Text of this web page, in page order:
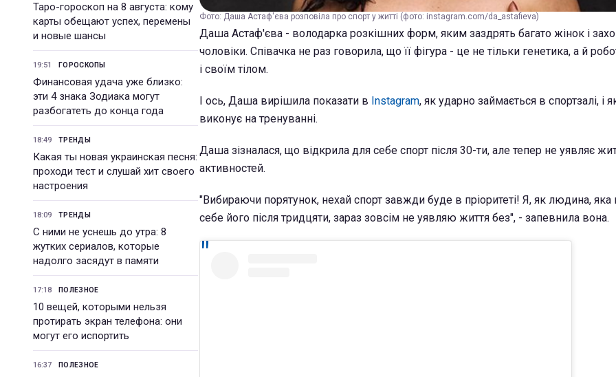
Таро-гороскоп на 8 августа: кому
карты обещают успех, перемены
и новые шансы
19:51 ГОРОСКОПЫ
Финансовая удача уже близко:
эти 4 знака Зодиака могут
разбогатеть до конца года
18:49 ТРЕНДЫ
Какая ты новая украинская песня:
проходи тест и слушай хит своего
настроения
18:09 ТРЕНДЫ
С ними не уснешь до утра: 8
жутких сериалов, которые
надолго засядут в памяти
17:18 ПОЛЕЗНОЕ
10 вещей, которыми нельзя
протирать экран телефона: они
могут его испортить
16:37 ПОЛЕЗНОЕ
Фото: Даша Астаф'єва розповіла про спорт у житті (фото: instagram.com/da_astafieva)
Даша Астаф'єва - володарка розкішних форм, яким заздрять багато жінок і
чоловіки. Співачка не раз говорила, що її фігура - це не тільки генетика, а й
і своїм тілом.
І ось, Даша вирішила показати в Instagram, як ударно займається в спортзалі, і
виконує на тренуванні.
Даша зізналася, що відкрила для себе спорт після 30-ти, але тепер не уявляє
активностей.
"Вибираючи порятунок, нехай спорт завжди буде в пріоритеті! Я, як людина, яка
себе його після тридцяти, зараз зовсім не уявляю життя без", - запевнила вона.